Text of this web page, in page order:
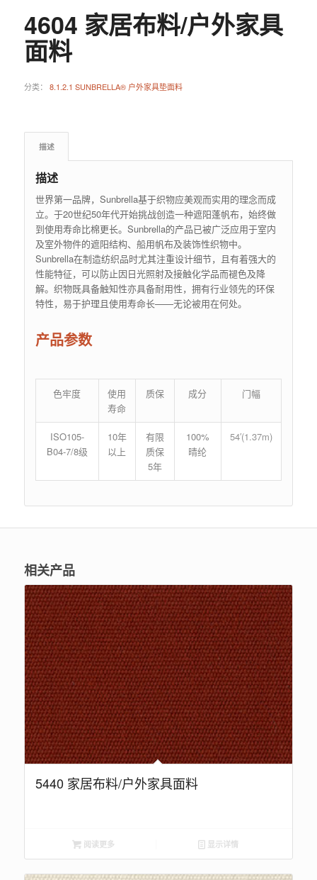
4604 家居布料/户外家具
面料
分类： 8.1.2.1 SUNBRELLA® 户外家具垫面料
描述
描述
世界第一品牌，Sunbrella基于织物应美观而实用的理念而成
立。于20世纪50年代开始挑战创造一种遮阳蓬帆布，始终做
到使用寿命比棉更长。Sunbrella的产品已被广泛应用于室内
及室外物件的遮阳结构、船用帆布及装饰性织物中。
Sunbrella在制造纺织品时尤其注重设计细节，且有着强大的
性能特征，可以防止因日光照射及接触化学品而褪色及降
解。织物既具备触知性亦具备耐用性，拥有行业领先的环保
特性，易于护理且使用寿命长——无论被用在何处。
产品参数
色牢度
使用
寿命
质保 成分 门幅
ISO105-
B04-7/8级
10年
以上
有限
质保
5年
100%
晴纶
54′(1.37m)
相关产品
5440 家居布料/户外家具面料
阅读更多 显示详情